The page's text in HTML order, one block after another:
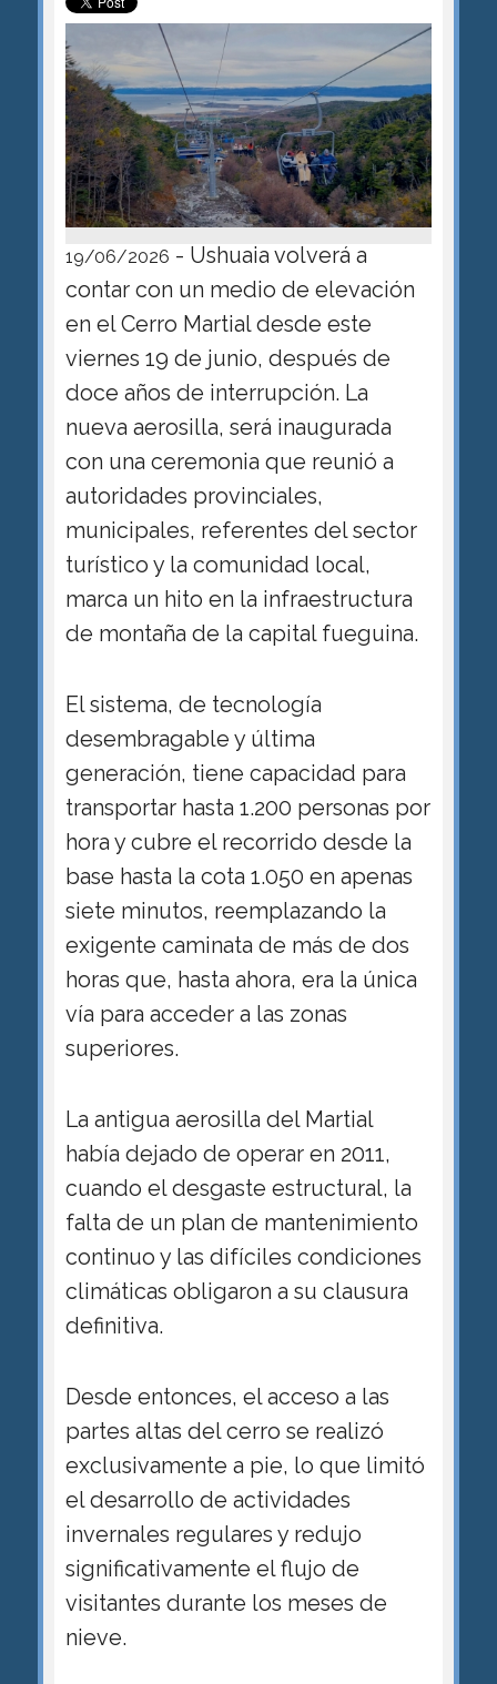
19/06/2026 - Ushuaia volverá a
contar con un medio de elevación
en el Cerro Martial desde este
viernes 19 de junio, después de
doce años de interrupción. La
nueva aerosilla, será inaugurada
con una ceremonia que reunió a
autoridades provinciales,
municipales, referentes del sector
turístico y la comunidad local,
marca un hito en la infraestructura
de montaña de la capital fueguina.
El sistema, de tecnología
desembragable y última
generación, tiene capacidad para
transportar hasta 1.200 personas por
hora y cubre el recorrido desde la
base hasta la cota 1.050 en apenas
siete minutos, reemplazando la
exigente caminata de más de dos
horas que, hasta ahora, era la única
vía para acceder a las zonas
superiores.
La antigua aerosilla del Martial
había dejado de operar en 2011,
cuando el desgaste estructural, la
falta de un plan de mantenimiento
continuo y las difíciles condiciones
climáticas obligaron a su clausura
definitiva.
Desde entonces, el acceso a las
partes altas del cerro se realizó
exclusivamente a pie, lo que limitó
el desarrollo de actividades
invernales regulares y redujo
significativamente el flujo de
visitantes durante los meses de
nieve.